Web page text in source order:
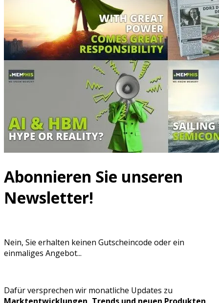
Abonnieren Sie unseren
Newsletter!
Nein, Sie erhalten keinen Gutscheincode oder ein
einmaliges Angebot...
Dafür versprechen wir monatliche Updates zu